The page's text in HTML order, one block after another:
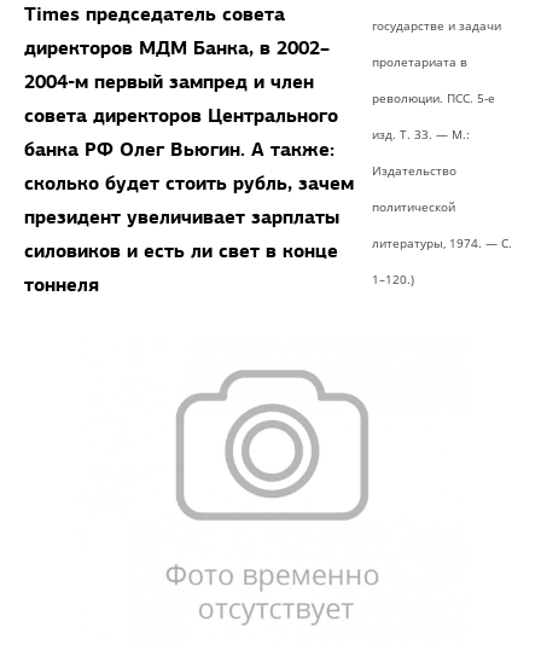
государстве и задачи
пролетариата в
революции. ПСС. 5-е
изд. Т. 33. — М.:
Издательство
политической
литературы, 1974. — С.
1–120.)
Times председатель совета
директоров МДМ Банка, в 2002–
2004-м первый зампред и член
совета директоров Центрального
банка РФ Олег Вьюгин. А также:
сколько будет стоить рубль, зачем
президент увеличивает зарплаты
силовиков и есть ли свет в конце
тоннеля